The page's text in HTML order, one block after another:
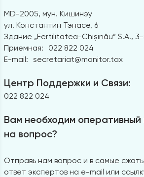
MD-2005, мун. Кишинэу
ул. Константин Тэнасе, 6
Здание „Fertilitatea-Chișinău” S.A.,
Приемная:
022 822 024
E-mail: secretariat@monitor.tax
Центр Поддержки и Связи:
022 822 024
Вам необходим оперативный
на вопрос?
Отправь нам вопрос и в самые
ответ экспертов на e-mail или